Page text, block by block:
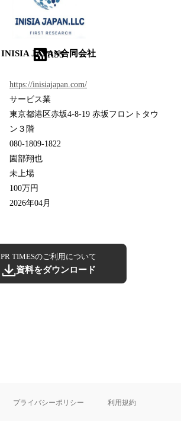
INISIA JAPAN合同会社
RSS
https://inisiajapan.com/
サービス業
東京都港区赤坂4-8-19 赤坂フロントタウ
ン３階
080-1809-1822
園部翔也
未上場
100万円
2026年04月
PR TIMESのご利用について
資料をダウンロード
プライバシーポリシー 利用規約